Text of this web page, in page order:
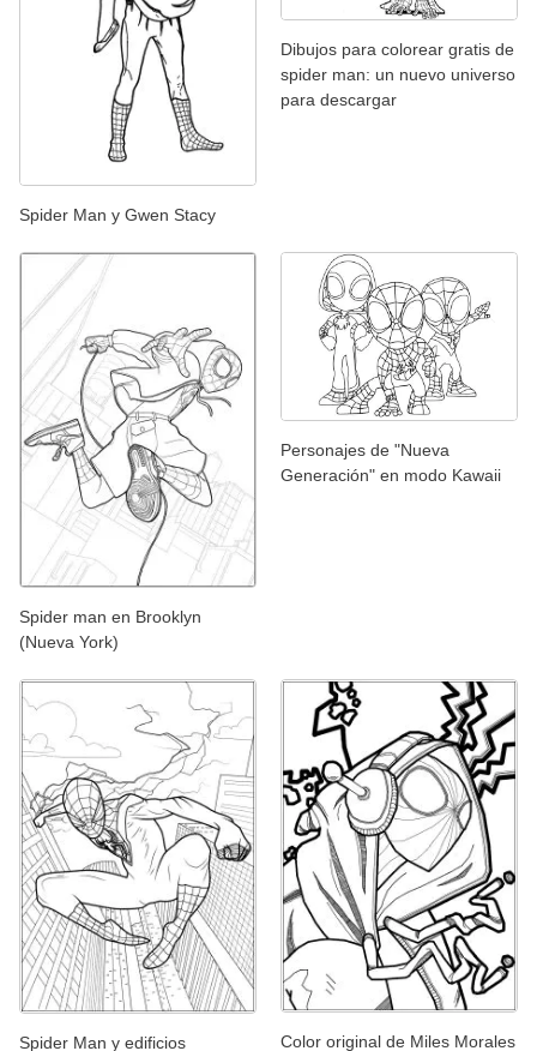
Spider Man y Gwen Stacy
Dibujos para colorear gratis de
spider man: un nuevo universo
para descargar
Spider man en Brooklyn
(Nueva York)
Personajes de "Nueva
Generación" en modo Kawaii
Spider Man y edificios Color original de Miles Morales